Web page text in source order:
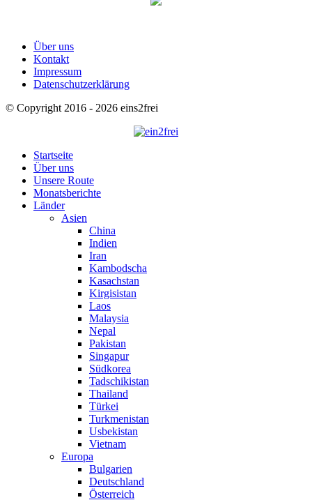
Über uns
Kontakt
Impressum
Datenschutzerklärung
© Copyright 2016 - 2026 eins2frei
Startseite
Über uns
Unsere Route
Monatsberichte
Länder
Asien
China
Indien
Iran
Kambodscha
Kasachstan
Kirgisistan
Laos
Malaysia
Nepal
Pakistan
Singapur
Südkorea
Tadschikistan
Thailand
Türkei
Turkmenistan
Usbekistan
Vietnam
Europa
Bulgarien
Deutschland
Österreich